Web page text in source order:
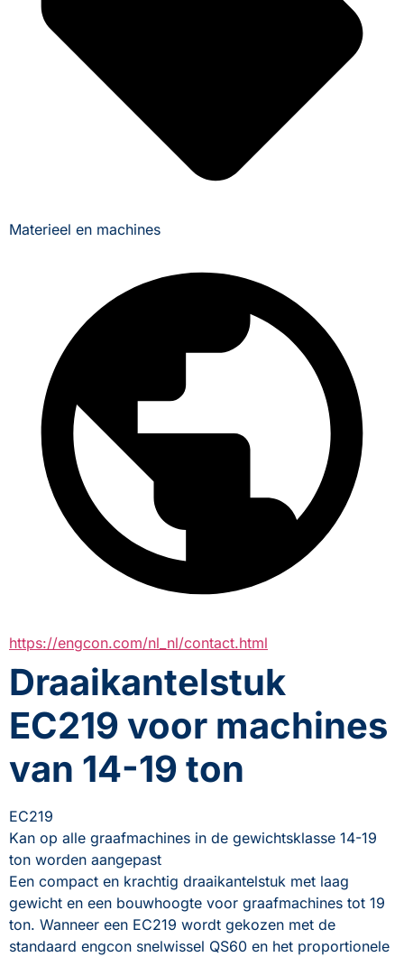
Materieel en machines
https://engcon.com/nl_nl/contact.html
Draaikantelstuk
EC219 voor machines
van 14-19 ton
EC219
Kan op alle graafmachines in de gewichtsklasse 14-19
ton worden aangepast
Een compact en krachtig draaikantelstuk met laag
gewicht en een bouwhoogte voor graafmachines tot 19
ton. Wanneer een EC219 wordt gekozen met de
standaard engcon snelwissel QS60 en het proportionele